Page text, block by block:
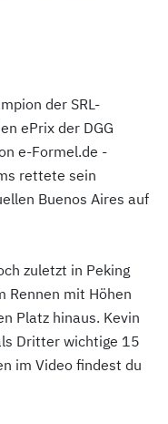
der SRL-
ePrix der DGG
e-Formel.de -
rettete sein
Buenos Aires auf
zuletzt in Peking
Rennen mit Höhen
Platz hinaus. Kevin
Dritter wichtige 15
im Video findest du